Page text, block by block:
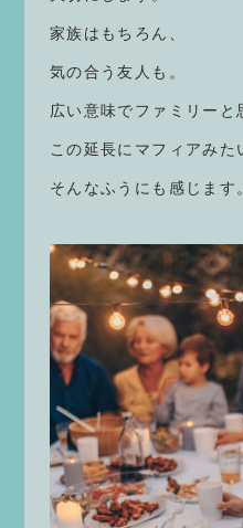
家族はもちろん、
気の合う友人も。
広い意味でファミリーと
この延長にマフィアみた
そんなふうにも感じます